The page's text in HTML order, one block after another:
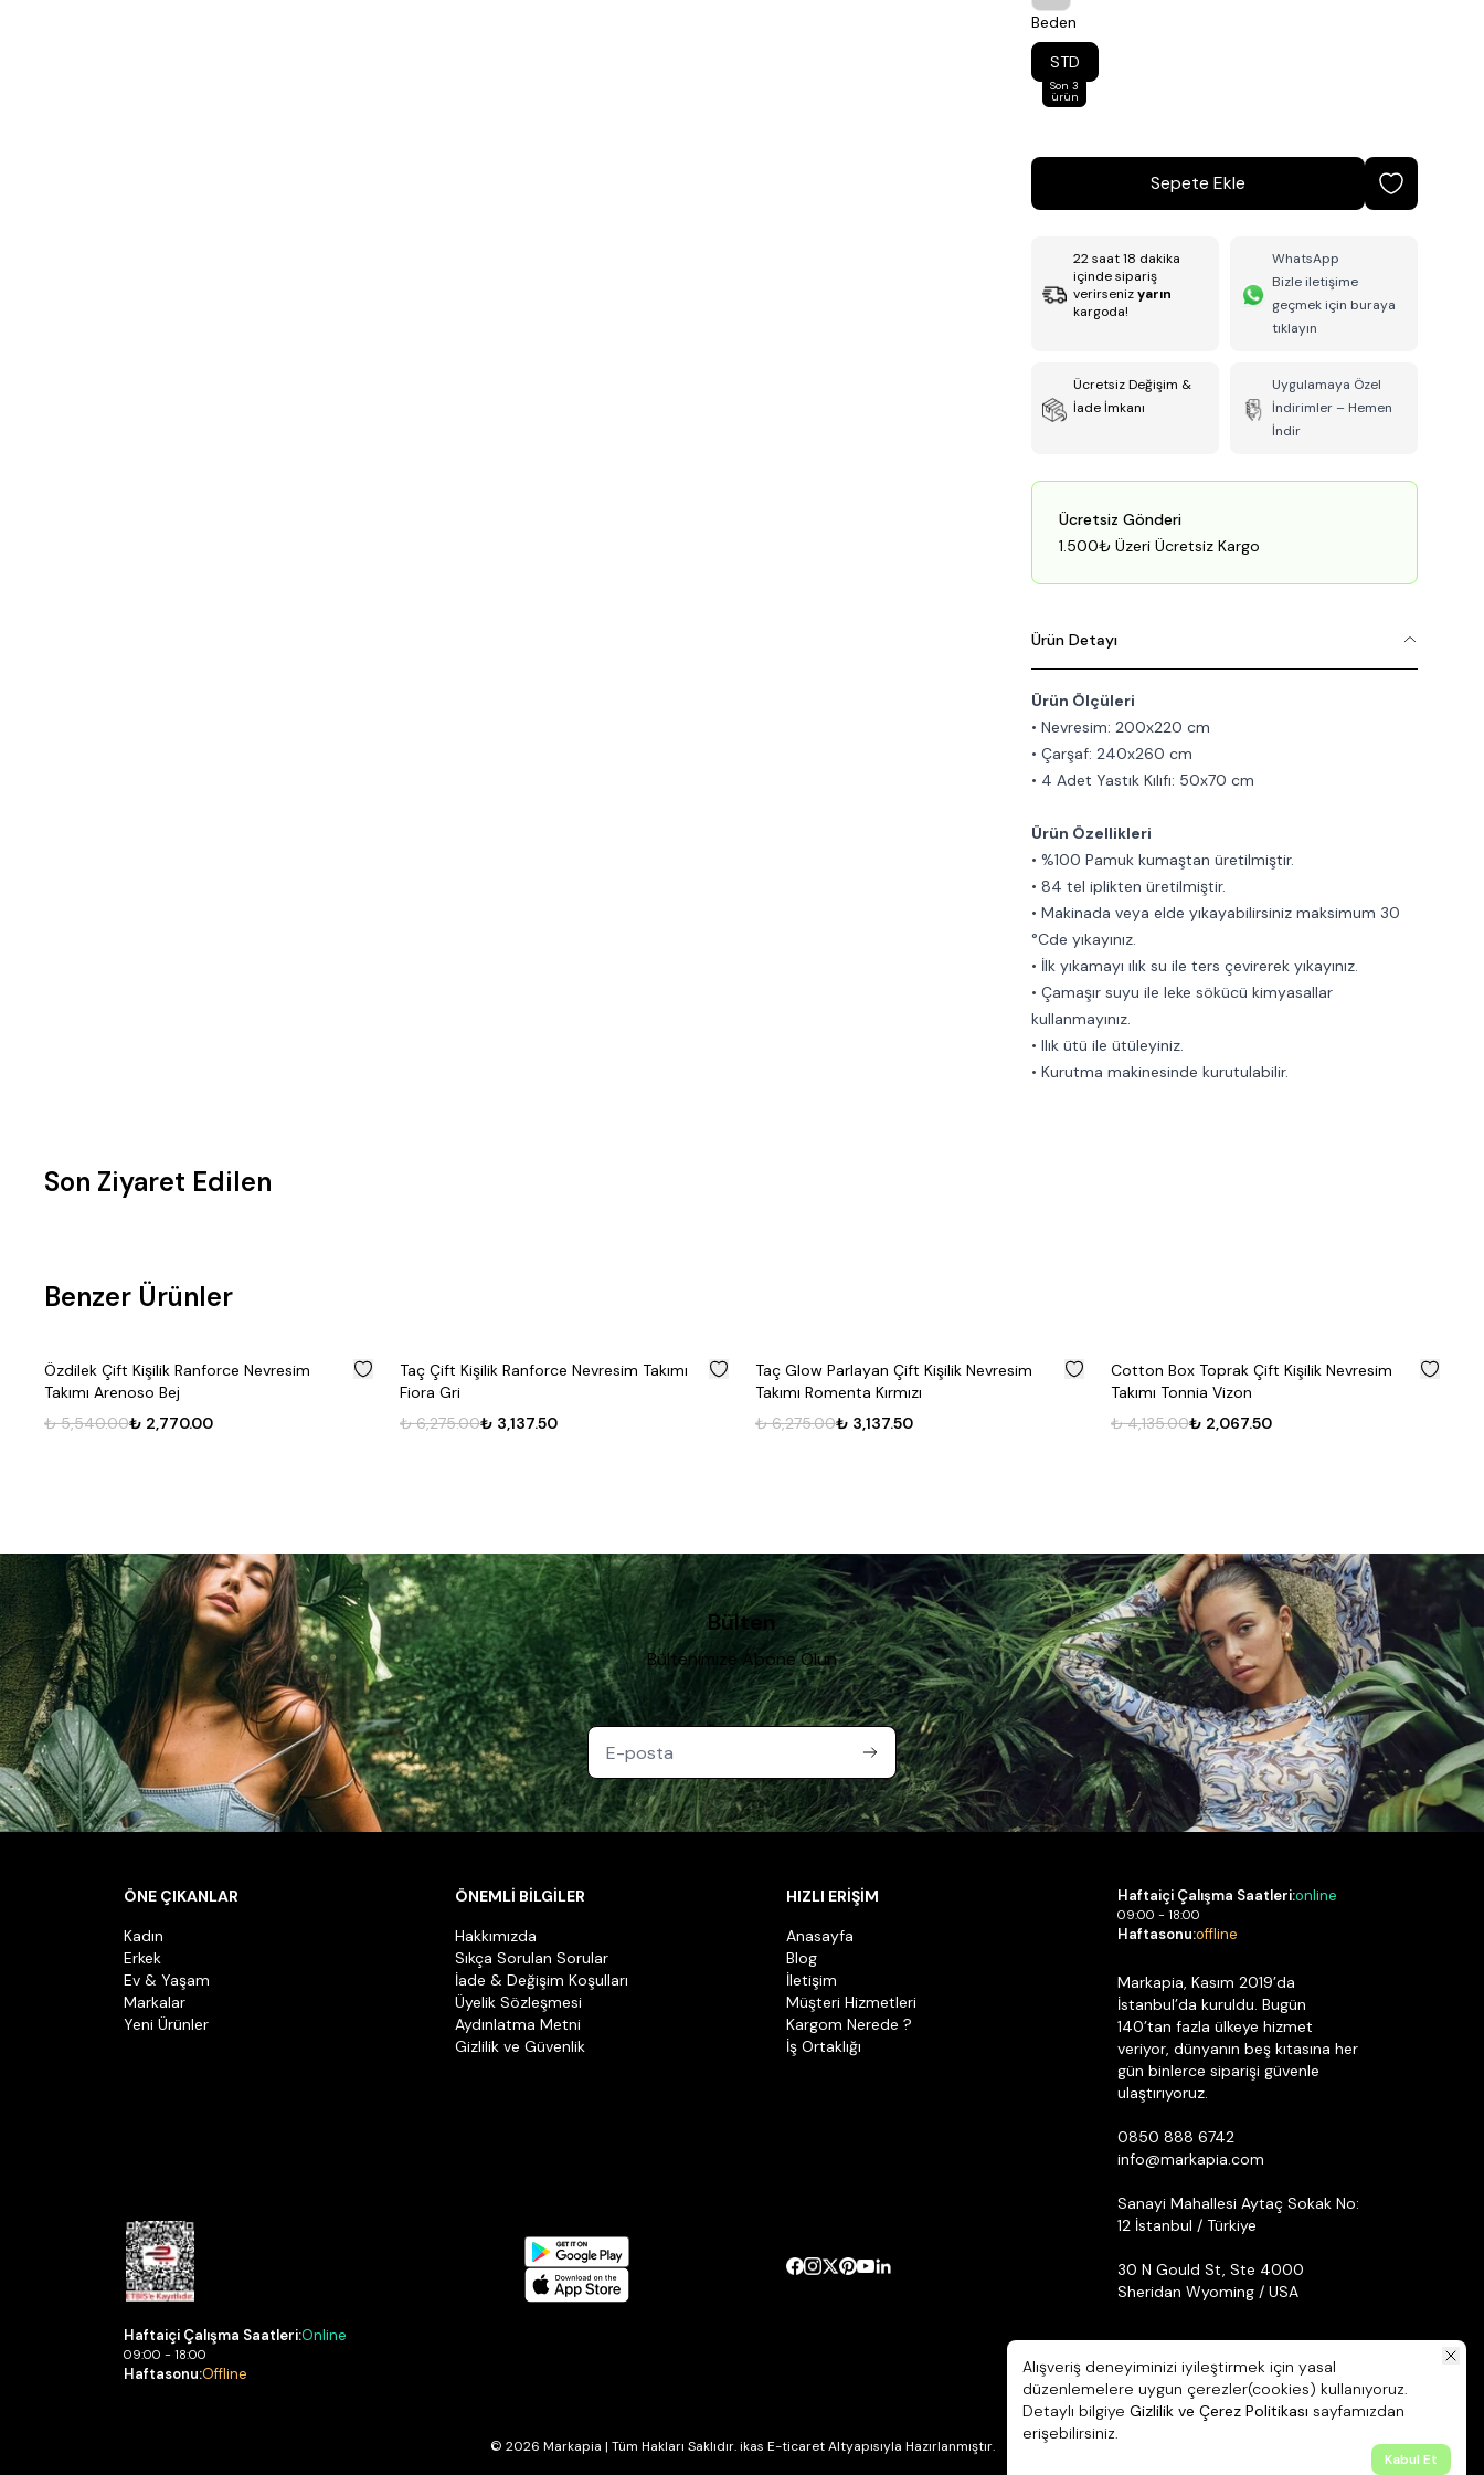
Alışveriş deneyiminizi iyileştirmek için yasal
düzenlemelere uygun çerezler(cookies) kullanıyoruz.
Detaylı bilgiye Gizlilik ve Çerez Politikası sayfamızdan
erişebilirsiniz.
Kabul Et
Beden
STD
Son 3
ürün
Sepete Ekle
22saat 18 dakika
içinde sipariş
verirseniz yarın
kargoda!
WhatsApp
Bizle iletişime
geçmek için buraya
tıklayın
Ücretsiz Değişim &
İade İmkanı
Uygulamaya Özel
İndirimler – Hemen
İndir
Ücretsiz Gönderi
1.500₺ Üzeri Ücretsiz Kargo
Ürün Detayı
Ürün Ölçüleri
• Nevresim: 200x220 cm
• Çarşaf: 240x260 cm
• 4 Adet Yastık Kılıfı: 50x70 cm
Ürün Özellikleri
• %100 Pamuk kumaştan üretilmiştir.
• 84 tel iplikten üretilmiştir.
• Makinada veya elde yıkayabilirsiniz maksimum 30
°Cde yıkayınız.
• İlk yıkamayı ılık su ile ters çevirerek yıkayınız.
• Çamaşır suyu ile leke sökücü kimyasallar
kullanmayınız.
• Ilık ütü ile ütüleyiniz.
• Kurutma makinesinde kurutulabilir.
Son Ziyaret Edilen
Benzer Ürünler
50
Özdilek Çift Kişilik Ranforce Nevresim
Takımı Arenoso Bej
₺ 5,540.00₺ 2,770.00
50
Taç Çift Kişilik Ranforce Nevresim Takımı
Fiora Gri
₺ 6,275.00₺ 3,137.50
50
Taç Glow Parlayan Çift Kişilik Nevresim
Takımı Romenta Kırmızı
₺ 6,275.00₺ 3,137.50
50
Cotton Box Toprak Çift Kişilik Nevresim
Takımı Tonnia Vizon
₺ 4,135.00₺ 2,067.50
Bülten
Bültenimize Abone Olun
ÖNE ÇIKANLAR
Kadın
Erkek
Ev & Yaşam
Markalar
Yeni Ürünler
ÖNEMLİ BİLGİLER
Hakkımızda
Sıkça Sorulan Sorular
İade & Değişim Koşulları
Üyelik Sözleşmesi
Aydınlatma Metni
Gizlilik ve Güvenlik
HIZLI ERİŞİM
Anasayfa
Blog
İletişim
Müşteri Hizmetleri
Kargom Nerede ?
İş Ortaklığı
Haftaiçi Çalışma Saatleri:online
09:00 - 18:00
Haftasonu:offline
Markapia, Kasım 2019’da
İstanbul’da kuruldu. Bugün
140’tan fazla ülkeye hizmet
veriyor, dünyanın beş kıtasına her
gün binlerce siparişi güvenle
ulaştırıyoruz.
0850 888 6742
info@markapia.com
Sanayi Mahallesi Aytaç Sokak No:
12 İstanbul / Türkiye
30 N Gould St, Ste 4000
Sheridan Wyoming / USA
Haftaiçi Çalışma Saatleri:Online
09:00 - 18:00
Haftasonu:Offline
© 2026 Markapia | Tüm Hakları Saklıdır. ikas E-ticaret Altyapısıyla Hazırlanmıştır.